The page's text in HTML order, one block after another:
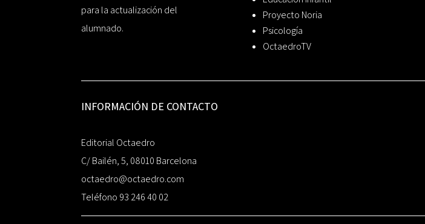
para la actualización del
alumnado.
Proyecto Noria
Psicología
OctaedroTV
INFORMACIÓN DE CONTACTO
Editorial Octaedro
C/ Bailén, 5, 08010 Barcelona
octaedro@octaedro.com
Teléfono 93 246 40 02